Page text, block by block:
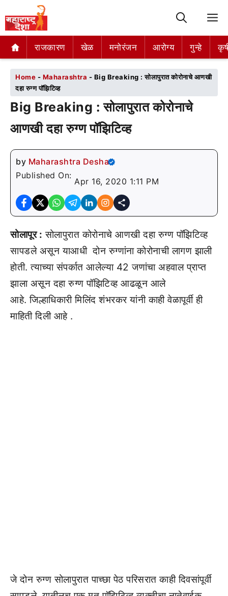
राजकारण खेळ मनोरंजन आरोग्य गुन्हे
राजकारण खेळ मनोरंजन आरोग्य गुन्हे
Home - Maharashtra - Big Breaking : सोलापुरात कोरोनाचे आणखी
दहा रुग्ण पॉझिटिव्ह
Big Breaking : सोलापुरात कोरोनाचे
आणखी दहा रुग्ण पॉझिटिव्ह
by Maharashtra Desha
Published On:
Apr 16, 2020 1:11 PM
सोलापूर : सोलापुरात कोरोनाचे आणखी दहा रुग्ण पॉझिटिव्ह
सापडले असून याआधी दोन रुग्णांना कोरोनाची लागण झाली
होती. त्याच्या संपर्कात आलेल्या 42 जणांचा अहवाल प्राप्त
झाला असून दहा रुग्ण पॉझिटिव्ह आढळून आले
आहे. जिल्हाधिकारी मिलिंद शंभरकर यांनी काही वेळापूर्वी ही
माहिती दिली आहे .
जे दोन रुग्ण सोलापुरात पाच्छा पेठ परिसरात काही दिवसांपूर्वी